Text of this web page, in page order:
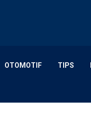
OTOMOTIF TIPS